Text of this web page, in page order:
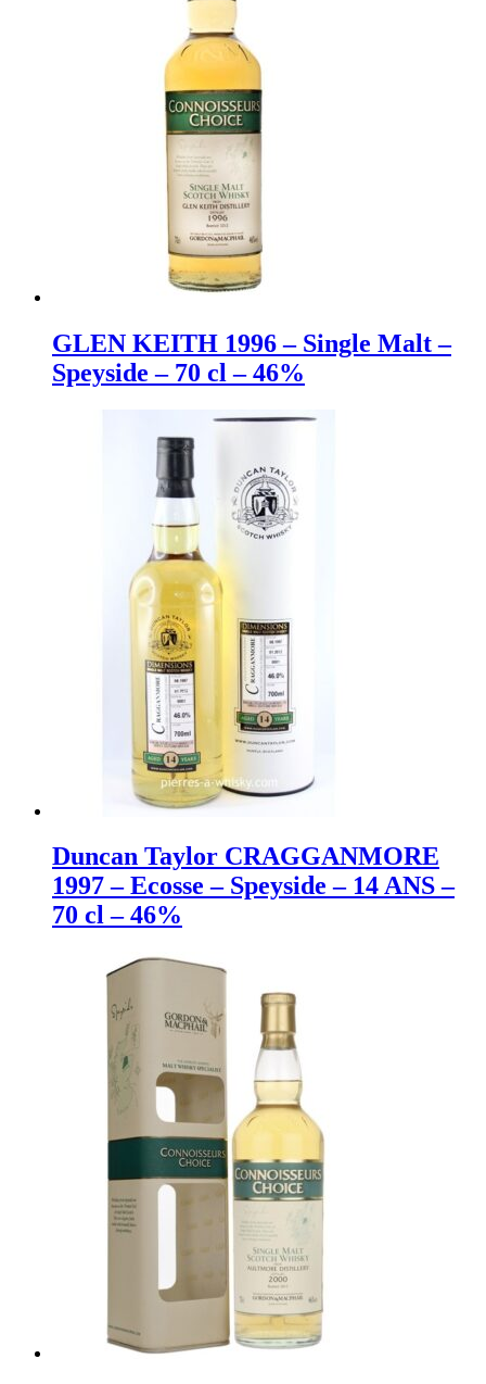
GLEN KEITH 1996 – Single Malt –
Speyside – 70 cl – 46%
Duncan Taylor CRAGGANMORE
1997 – Ecosse – Speyside – 14 ANS –
70 cl – 46%